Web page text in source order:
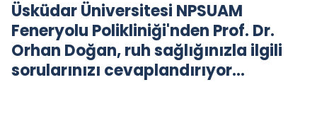
Üsküdar Üniversitesi NPSUAM
Feneryolu Polikliniği'nden Prof. Dr.
Orhan Doğan, ruh sağlığınızla ilgili
sorularınızı cevaplandırıyor…